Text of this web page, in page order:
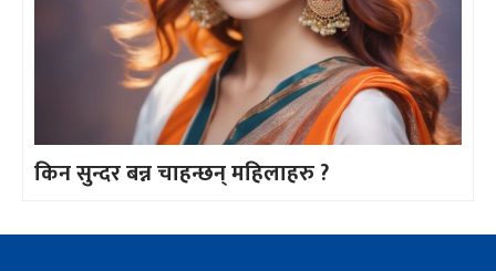
किन सुन्दर बन्न चाहन्छन् महिलाहरु ?